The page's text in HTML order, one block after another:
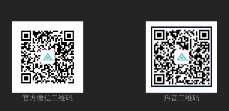
官方微信二维码 抖音二维码